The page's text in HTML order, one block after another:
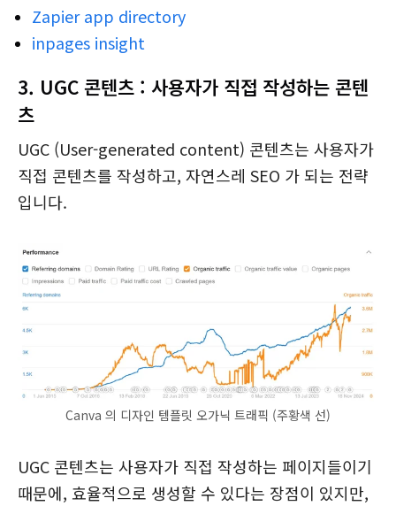
Zapier app directory
inpages insight
3. UGC 콘텐츠 : 사용자가 직접 작성하는 콘텐
츠
UGC (User-generated content) 콘텐츠는 사용자가
직접 콘텐츠를 작성하고, 자연스레 SEO 가 되는 전략
입니다.
Canva 의 디자인 템플릿 오가닉 트래픽 (주황색 선)
UGC 콘텐츠는 사용자가 직접 작성하는 페이지들이기
때문에, 효율적으로 생성할 수 있다는 장점이 있지만,